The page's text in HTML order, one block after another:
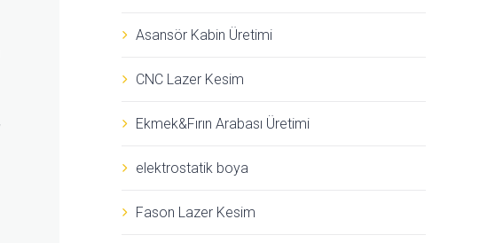
Asansör Kabin Üretimi
CNC Lazer Kesim
Ekmek&Fırın Arabası Üretimi
elektrostatik boya
Fason Lazer Kesim